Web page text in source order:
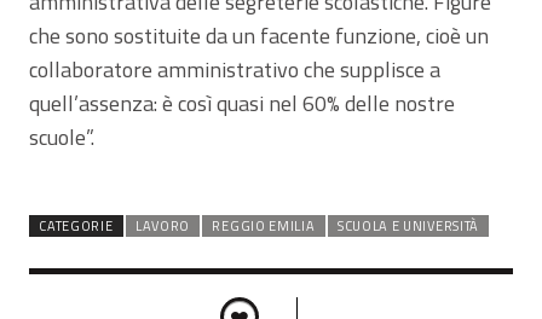
che sono sostituite da un facente funzione, cioè un
collaboratore amministrativo che supplisce a
quell’assenza: è così quasi nel 60% delle nostre
scuole”.
CATEGORIE LAVORO REGGIO EMILIA SCUOLA E UNIVERSITÀ